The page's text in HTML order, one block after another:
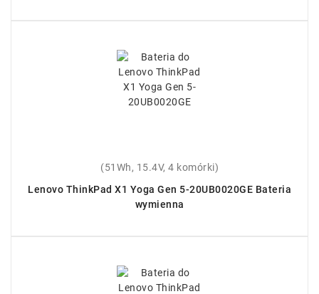
(51Wh, 15.4V, 4 komórki)
Lenovo ThinkPad X1 Yoga Gen 5-20UB0020GE Bateria
wymienna